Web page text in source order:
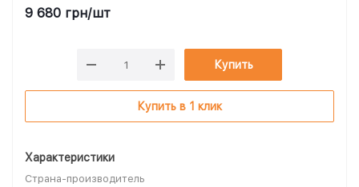
Характеристики
Страна-производитель
9 680 грн/шт
Купить
Купить в 1 клик